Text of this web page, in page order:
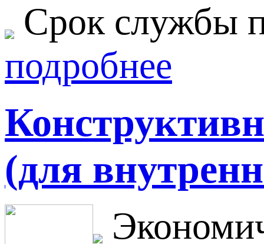
Срок службы
подробнее
(для